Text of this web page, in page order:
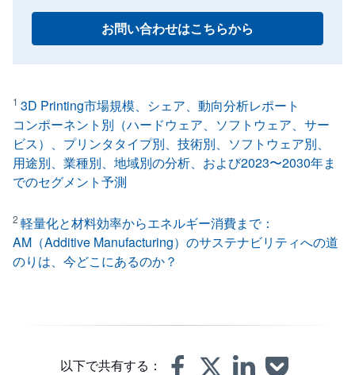
お問い合わせはこちらから
1 3D Printing市場規模、シェア、動向分析レポート
コンポーネント別（ハードウェア、ソフトウェア、サー
ビス）、プリンタタイプ別、技術別、ソフトウェア別、
用途別、業種別、地域別の分析、および2023〜2030年ま
でのセグメント予測
2 軽量化と材料効率からエネルギー消費まで：
AM（Additive Manufacturing）のサステナビリティへの道
のりは、今どこにあるのか？
以下で共有する：